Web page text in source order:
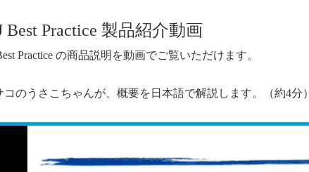
Best Practice 製品紹介動画
Practice の商品説明を動画でご覧いただけます。
コのうさこちゃんが、概要を日本語で解説します。（約4分）